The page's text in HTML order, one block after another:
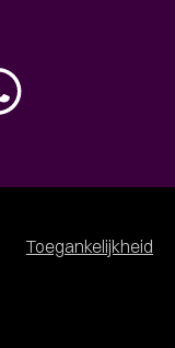
Toegankelijkheid